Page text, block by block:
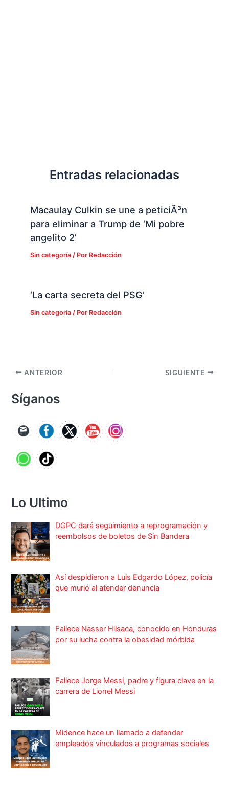
Entradas relacionadas
Macaulay Culkin se une a peticiÃ³n
para eliminar a Trump de ‘Mi pobre
angelito 2’
Sin categoría/ Por Redacción
‘La carta secreta del PSG’
Sin categoría/ Por Redacción
ANTERIOR SIGUIENTE
Síganos
Lo Ultimo
DGPC dará seguimiento a reprogramación y
reembolsos de boletos de Sin Bandera
Así despidieron a Luis Edgardo López, policía
que murió al atender denuncia
Fallece Nasser Hilsaca, conocido en Honduras
por su lucha contra la obesidad mórbida
Fallece Jorge Messi, padre y figura clave en la
carrera de Lionel Messi
Midence hace un llamado a defender
empleados vinculados a programas sociales